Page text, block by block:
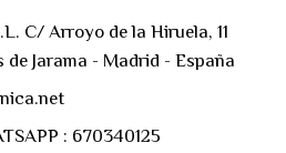
C/ Arroyo de la Hiruela, 11
Jarama - Madrid - España
: 670340125